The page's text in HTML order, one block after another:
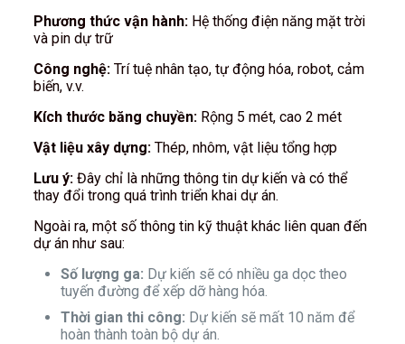
Phương thức vận hành:Hệ thống điện năng mặt trời
và pin dự trữ
Công nghệ:Trí tuệ nhân tạo, tự động hóa, robot, cảm
biến, v.v.
Kích thước băng chuyền:Rộng 5 mét, cao 2 mét
Vật liệu xây dựng:Thép, nhôm, vật liệu tổng hợp
Lưu ý:Đây chỉ là những thông tin dự kiến và có thể
thay đổi trong quá trình triển khai dự án.
Ngoài ra, một số thông tin kỹ thuật khác liên quan đến
dự án như sau:
Số lượng ga: Dự kiến sẽ có nhiều ga dọc theo
tuyến đường để xếp dỡ hàng hóa.
Thời gian thi công: Dự kiến sẽ mất 10 năm để
hoàn thành toàn bộ dự án.